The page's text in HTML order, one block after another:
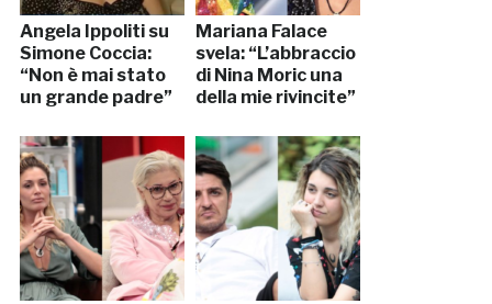
Angela Ippoliti su
Simone Coccia:
“Non è mai stato
un grande padre”
Mariana Falace
svela: “L’abbraccio
di Nina Moric una
della mie rivincite”